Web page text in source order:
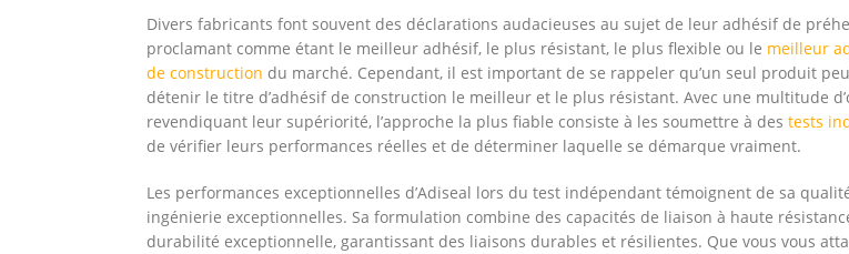
Divers fabricants font souvent des déclarations audacieuses au sujet de leur adhésif de
proclamant comme étant le meilleur adhésif, le plus résistant, le plus flexible ou le meilleur
de construction du marché. Cependant, il est important de se rappeler qu’un seul produit
détenir le titre d’adhésif de construction le meilleur et le plus résistant. Avec une multitude
revendiquant leur supériorité, l’approche la plus fiable consiste à les soumettre à des tests
de vérifier leurs performances réelles et de déterminer laquelle se démarque vraiment.
Les performances exceptionnelles d’Adiseal lors du test indépendant témoignent de sa
ingénierie exceptionnelles. Sa formulation combine des capacités de liaison à haute
durabilité exceptionnelle, garantissant des liaisons durables et résilientes. Que vous vous